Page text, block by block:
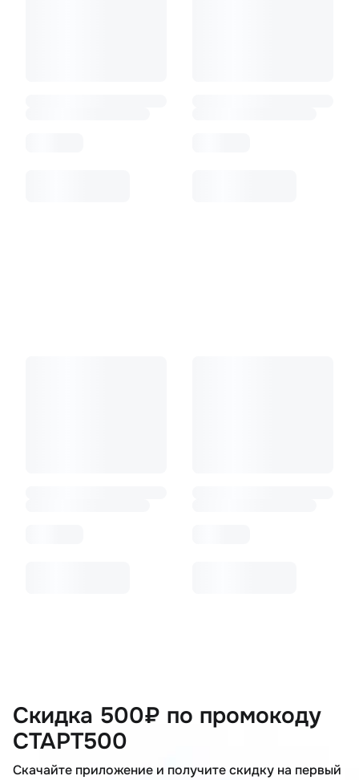
Скидка 500₽ по промокоду
СТАРТ500
Скачайте приложение и получите скидку на первый